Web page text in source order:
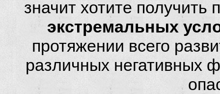
значит хотите
экстремальных
протяжении всего
различных негативных